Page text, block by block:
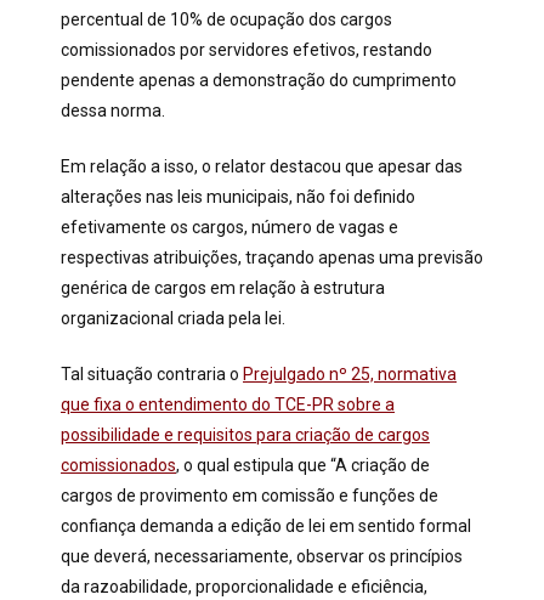
percentual de 10% de ocupação dos cargos
comissionados por servidores efetivos, restando
pendente apenas a demonstração do cumprimento
dessa norma.
Em relação a isso, o relator destacou que apesar das
alterações nas leis municipais, não foi definido
efetivamente os cargos, número de vagas e
respectivas atribuições, traçando apenas uma previsão
genérica de cargos em relação à estrutura
organizacional criada pela lei.
Tal situação contraria o Prejulgado nº 25, normativa
que fixa o entendimento do TCE-PR sobre a
possibilidade e requisitos para criação de cargos
comissionados, o qual estipula que “A criação de
cargos de provimento em comissão e funções de
confiança demanda a edição de lei em sentido formal
que deverá, necessariamente, observar os princípios
da razoabilidade, proporcionalidade e eficiência,